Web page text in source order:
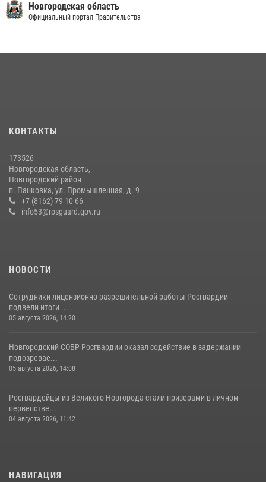
08 июля 2026, 13:48 3
медицине
подвел итоги служебной деятельности сотрудников
вневедомственной охраны за первое полугодие 2026 года
22 июля 2026, 12:33 6
Новгородская область
Официальный портал Правительства
КОНТАКТЫ
173526
Новгородская область,
Новгородский район
п. Панковка, ул. Промышленная, д. 9
+7 (8162) 79-10-66
info53@rosguard.gov.ru
НОВОСТИ
Сотрудники лицензионно-разрешительной работы Росгвардии
подвели итоги ...
05 августа 2026, 14:20
Новгородский СОБР Росгвардии оказал содействие в задержании
подозревае...
05 августа 2026, 14:08
Росгвардейцы из Великого Новгорода стали призерами в личном
первенстве...
04 августа 2026, 11:42
НАВИГАЦИЯ